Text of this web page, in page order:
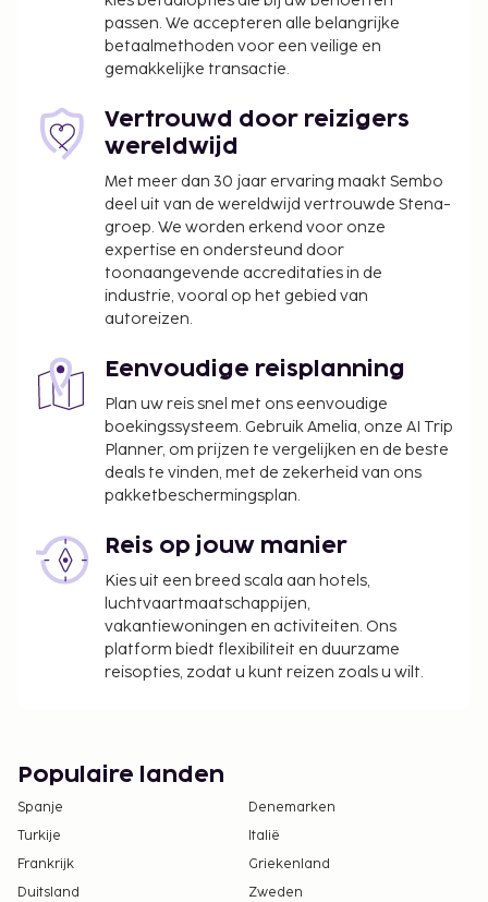
buitenzwembad of maak gebruik van gratis wifi of
conciërgeservices. Andere kenmerken van dit hotel
zijn een kapsalon en een bankethal. Bestel iets
lekkers in een van de vele eetgelegenheden van dit
hotel, waaronder 2 restaurants en een
koffiebar/café. Sluit je dag af met een drankje in
een bar/lounge. Dagelijks kun je tegen betaling
genieten van een lekker à-la-carte-ontbijt, dat
geserveerd wordt van 06.30 uur tot 09.00 uur.
Toeslag voor het à-la-carte-ontbijt: ca. VND
250000 voor volwassenen en ca. VND 250000
voor kinderen
per voertuig (enkele reis, passagierscapaciteit:
3)
Deze lijst is mogelijk niet volledig. Toeslagen en
borgsommen zijn mogelijk excl. btw en kunnen
20.00 uur.
In deze accommodatie zijn huisdieren en
assistentiedieren niet toegestaan.
passen. We accepteren alle belangrijke
betaalmethoden voor een veilige en
gemakkelijke transactie.
Vertrouwd door reizigers
wereldwijd
Met meer dan 30 jaar ervaring maakt Sembo
deel uit van de wereldwijd vertrouwde Stena-
groep. We worden erkend voor onze
expertise en ondersteund door
toonaangevende accreditaties in de
industrie, vooral op het gebied van
autoreizen.
Eenvoudige reisplanning
Plan uw reis snel met ons eenvoudige
boekingssysteem. Gebruik Amelia, onze AI Trip
Planner, om prijzen te vergelijken en de beste
deals te vinden, met de zekerheid van ons
pakketbeschermingsplan.
Reis op jouw manier
Kies uit een breed scala aan hotels,
luchtvaartmaatschappijen,
vakantiewoningen en activiteiten. Ons
platform biedt flexibiliteit en duurzame
reisopties, zodat u kunt reizen zoals u wilt.
Populaire landen
Spanje
Denemarken
Turkije
Italië
Frankrijk
Griekenland
Duitsland
Zweden